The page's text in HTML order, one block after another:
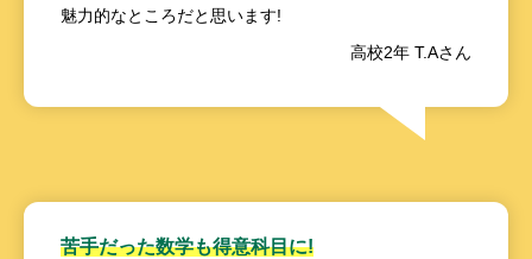
魅力的なところだと思います!
高校2年 T.Aさん
苦手だった数学も得意科目に!